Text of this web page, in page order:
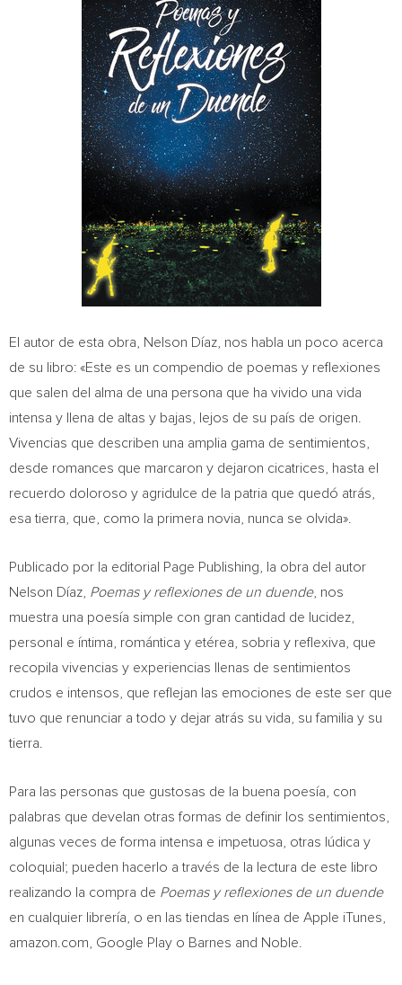
El autor de esta obra, Nelson Díaz, nos habla un poco acerca
de su libro: «Este es un compendio de poemas y reflexiones
que salen del alma de una persona que ha vivido una vida
intensa y llena de altas y bajas, lejos de su país de origen.
Vivencias que describen una amplia gama de sentimientos,
desde romances que marcaron y dejaron cicatrices, hasta el
recuerdo doloroso y agridulce de la patria que quedó atrás,
esa tierra, que, como la primera novia, nunca se olvida».
Publicado por la editorial Page Publishing, la obra del autor
Nelson Díaz, Poemas y reflexiones de un duende, nos
muestra una poesía simple con gran cantidad de lucidez,
personal e íntima, romántica y etérea, sobria y reflexiva, que
recopila vivencias y experiencias llenas de sentimientos
crudos e intensos, que reflejan las emociones de este ser que
tuvo que renunciar a todo y dejar atrás su vida, su familia y su
tierra.
Para las personas que gustosas de la buena poesía, con
palabras que develan otras formas de definir los sentimientos,
algunas veces de forma intensa e impetuosa, otras lúdica y
coloquial; pueden hacerlo a través de la lectura de este libro
realizando la compra de Poemas y reflexiones de un duende
en cualquier librería, o en las tiendas en línea de Apple iTunes,
amazon.com, Google Play o Barnes and Noble.